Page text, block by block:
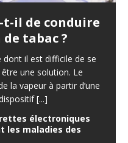
t-il de conduire
tabac ?
il est difficile de se
une solution. Le
la vapeur à partir d’une
[...]
électroniques
les maladies des